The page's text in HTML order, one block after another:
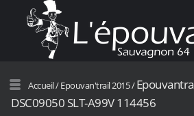
Accueil/Epouvan'trail 2015/
DSC09050 SLT-A99V 114456